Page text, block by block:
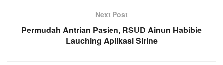
Next Post
Permudah Antrian Pasien, RSUD Ainun Habibie
Lauching Aplikasi Sirine